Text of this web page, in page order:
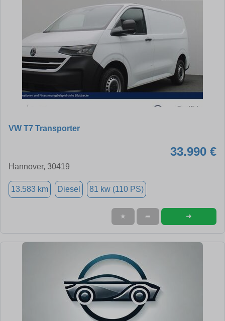
VW T7 Transporter
33.990 €
Hannover, 30419
13.583 km Diesel 81 kw (110 PS)
★ ➦ ➜